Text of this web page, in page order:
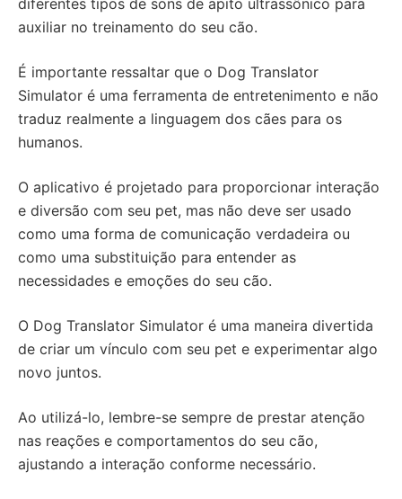
diferentes tipos de sons de apito ultrassônico para
auxiliar no treinamento do seu cão.
É importante ressaltar que o Dog Translator
Simulator é uma ferramenta de entretenimento e não
traduz realmente a linguagem dos cães para os
humanos.
O aplicativo é projetado para proporcionar interação
e diversão com seu pet, mas não deve ser usado
como uma forma de comunicação verdadeira ou
como uma substituição para entender as
necessidades e emoções do seu cão.
O Dog Translator Simulator é uma maneira divertida
de criar um vínculo com seu pet e experimentar algo
novo juntos.
Ao utilizá-lo, lembre-se sempre de prestar atenção
nas reações e comportamentos do seu cão,
ajustando a interação conforme necessário.